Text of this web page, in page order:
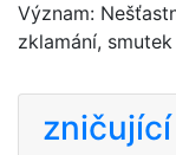
Význam:
zklamání,
zničující